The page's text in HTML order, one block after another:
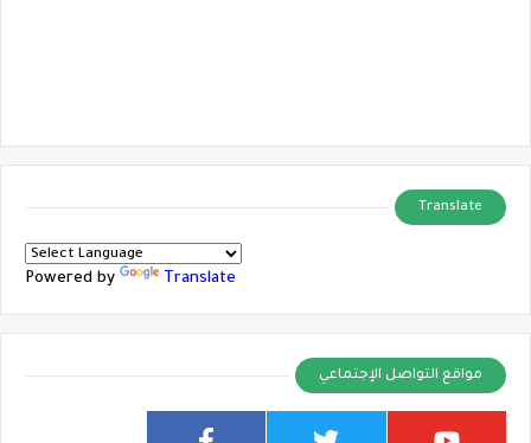
Translate
Powered by Translate
مواقع التواصل الإجتماعي